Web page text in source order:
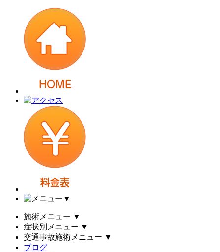
▼
施術メニュー ▼
症状別メニュー ▼
交通事故施術メニュー ▼
ブログ